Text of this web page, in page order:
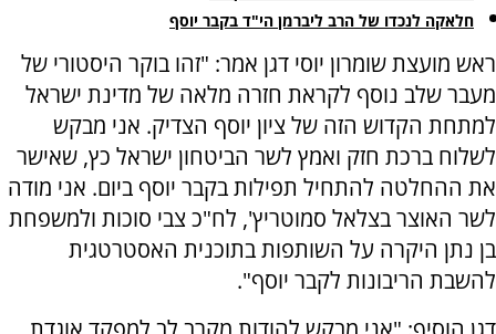
חלאקה לנכדו של הרב ליברמן הי"ד בקבר יוסף
ראש מועצת שומרון יוסי דגן אמר: "זהו בוקר היסטורי של
מעבר שלב נוסף לקראת חזרה מלאה של מדינת ישראל
למתחת הקדוש הזה של ציון יוסף הצדיק. אני מבקש
לשלוח ברכת חזק ואמץ לשר הביטחון ישראל כץ, שאישר
את ההחלטה להתחיל תפילות בקבר יוסף ביום. אני מודה
לשר האוצר בצלאל סמוטריץ', לח"כ צבי סוכות ולמשפחת
בן נתן היקרה על השותפות בתוכנית האסטרטגית
להשבת הריבונות לקבר יוסף".